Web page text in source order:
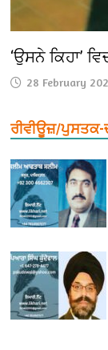
‘ਉਸਨੇ ਕਿਹਾ’
28 February
ਰੀਵੀਊਜ਼/ਪੁਸਤਕ-